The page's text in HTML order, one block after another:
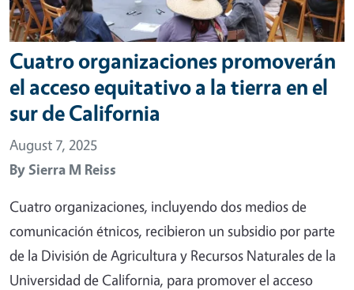
Cuatro organizaciones promoverán
el acceso equitativo a la tierra en el
sur de California
August 7, 2025
BySierra M Reiss
Cuatro organizaciones, incluyendo dos medios de
comunicación étnicos, recibieron un subsidio por parte
de la División de Agricultura y Recursos Naturales de la
Universidad de California, para promover el acceso